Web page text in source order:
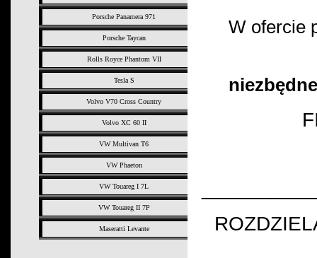
Porsche Panamera 971
Porsche Taycan
Rolls Royce Phantom VII
Tesla S
Volvo V70 Cross Country
Volvo XC 60 II
VW Multivan T6
VW Phaeton
VW Touareg I 7L
VW Touareg II 7P
Maseratti Levante
W ofercie